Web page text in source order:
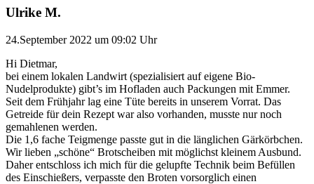
Ulrike M.
24.September 2022 um 09:02 Uhr
Hi Dietmar,
bei einem lokalen Landwirt (spezialisiert auf eigene Bio-
Nudelprodukte) gibt’s im Hofladen auch Packungen mit Emmer.
Seit dem Frühjahr lag eine Tüte bereits in unserem Vorrat. Das
Getreide für dein Rezept war also vorhanden, musste nur noch
gemahlenen werden.
Die 1,6 fache Teigmenge passte gut in die länglichen Gärkörbchen.
Wir lieben „schöne“ Brotscheiben mit möglichst kleinem Ausbund.
Daher entschloss ich mich für die gelupfte Technik beim Befüllen
des Einschießers, verpasste den Broten vorsorglich einen